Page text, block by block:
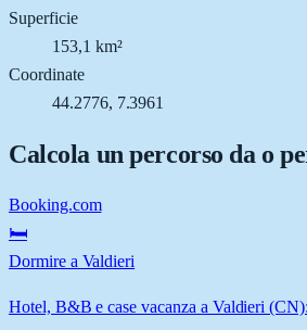
Superficie
153,1 km²
Coordinate
44.2776, 7.3961
Calcola un percorso da o
Booking.com
🛏️
Dormire a Valdieri
Hotel, B&B e case vacanza a Valdieri